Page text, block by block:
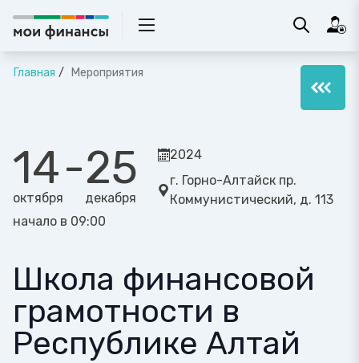
Главная Мероприятия
14
октября
-25
декабря
начало в 09:00
2024
г. Горно-Алтайск пр.
Коммунистический, д. 113
Школа финансовой
грамотности в
Республике Алтай